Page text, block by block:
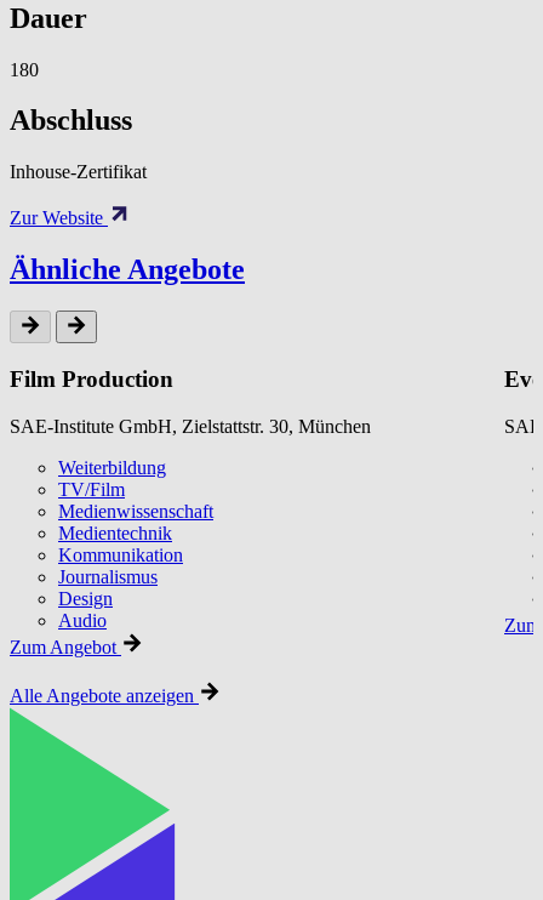
Dauer
180
Abschluss
Inhouse-Zertifikat
Zur Website
Ähnliche Angebote
Film Production
SAE-Institute GmbH, Zielstattstr. 30, München
Weiterbildung
TV/Film
Medienwissenschaft
Medientechnik
Kommunikation
Journalismus
Design
Audio
Zum Angebot
Alle Angebote anzeigen